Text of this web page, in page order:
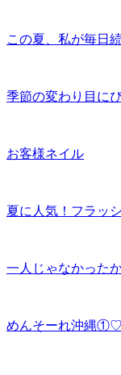
この夏、私が毎日
季節の変わり目に
お客様ネイル
夏に人気！フラッ
一人じゃなかった
めんそーれ沖縄①♡